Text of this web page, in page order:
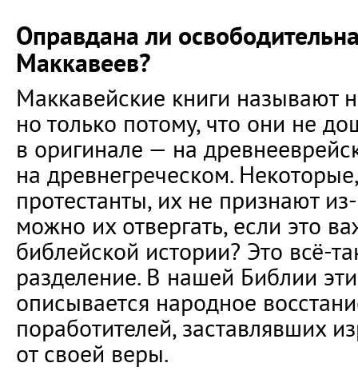
Оправдана ли
Маккавеев?
Маккавейские книги называют
но только потому, что они не
в оригинале — на
на древнегреческом.
протестанты, их не признают
можно их отвергать, если это
библейской истории? Это всё-
разделение. В нашей Библии
описывается народное
поработителей, заставлявших
от своей веры.